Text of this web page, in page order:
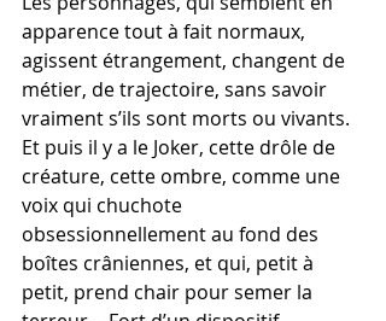
apparence tout à fait normaux,
agissent étrangement, changent de
métier, de trajectoire, sans savoir
vraiment s’ils sont morts ou vivants.
Et puis il y a le Joker, cette drôle de
créature, cette ombre, comme une
voix qui chuchote
obsessionnellement au fond des
boîtes crâniennes, et qui, petit à
petit, prend chair pour semer la